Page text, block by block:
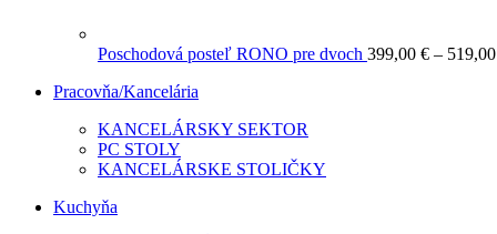
Poschodová posteľ RONO pre dvoch 399,00 € –
Pracovňa/Kancelária
KANCELÁRSKY SEKTOR
PC STOLY
KANCELÁRSKE STOLIČKY
Kuchyňa